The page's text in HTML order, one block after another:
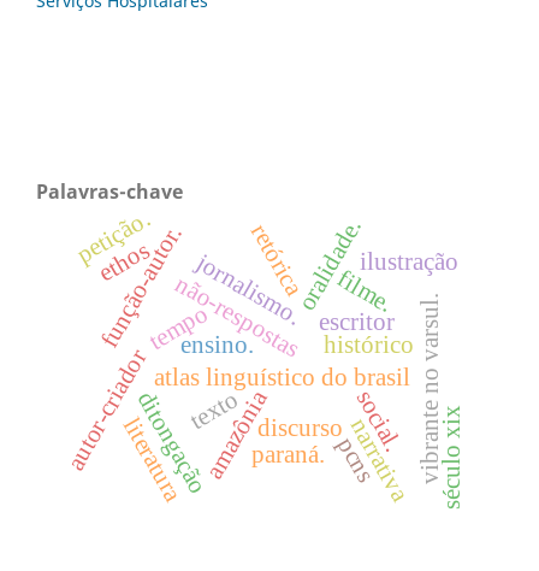
Palavras-chave
atlas linguístico do brasil
não-respostas vibrante no varsul.
autor-criador
escritor
função-autor.
amazôniadiscurso
jornalismo.
texto
histórico
social.
tempo
narrativa
filme.
oralidade.
ditongação século xix
ilustração
literatura
ensino.
retórica
ethos
petição.
pcns
paraná.